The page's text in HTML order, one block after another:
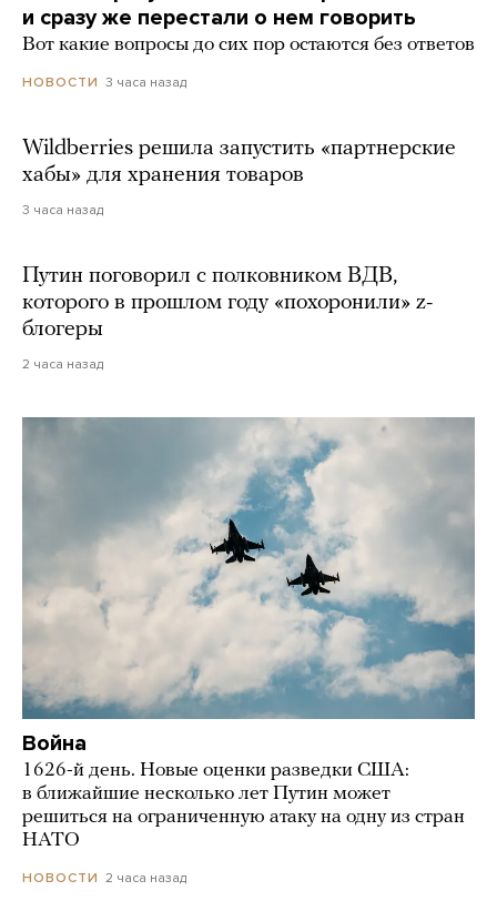
и сразу же перестали о нем говорить
Вот какие вопросы до сих пор остаются без ответов
НОВОСТИ 3 часа назад
Wildberries решила запустить «партнерские
хабы» для хранения товаров
3 часа назад
Путин поговорил с полковником ВДВ,
которого в прошлом году «похоронили» z-
блогеры
2 часа назад
Война
1626-й день. Новые оценки разведки США:
в ближайшие несколько лет Путин может
решиться на ограниченную атаку на одну из стран
НАТО
НОВОСТИ 2 часа назад